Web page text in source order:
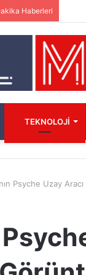
Haberleri
TEKNOLOJI
Psyche Uzay